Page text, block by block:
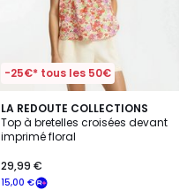
-25€* tous les 50€
LA REDOUTE COLLECTIONS
Top à bretelles croisées devant
imprimé floral
15,00 €
29,99 €
5
/
5